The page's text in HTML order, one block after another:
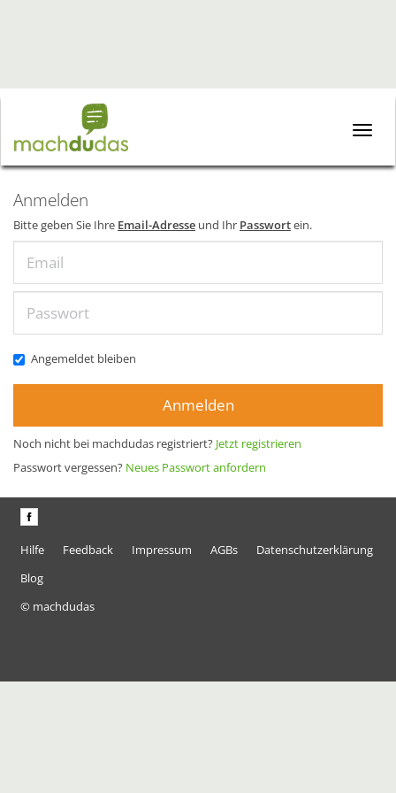
Toggle
Anmelden
Bitte geben Sie Ihre Email-Adresse und Ihr Passwortein.
Angemeldet bleiben
Anmelden
Noch nicht bei machdudas registriert? Jetzt registrieren
Passwort vergessen? Neues Passwort anfordern
Hilfe Feedback Impressum AGBs
Datenschutzerklärung
Blog
© machdudas